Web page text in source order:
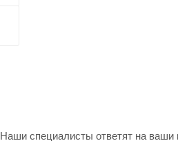
Наши специалисты ответят на ваши